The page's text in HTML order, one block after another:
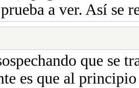
a ver. Así se
que se
es que al